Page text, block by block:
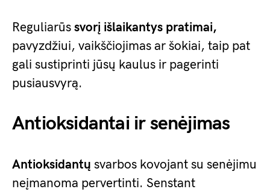
Reguliarūs svorį išlaikantys pratimai,
pavyzdžiui, vaikščiojimas ar šokiai, taip pat
gali sustiprinti jūsų kaulus ir pagerinti
pusiausvyrą.
Antioksidantai ir senėjimas
Antioksidantų svarbos kovojant su senėjimu
neįmanoma pervertinti. Senstant